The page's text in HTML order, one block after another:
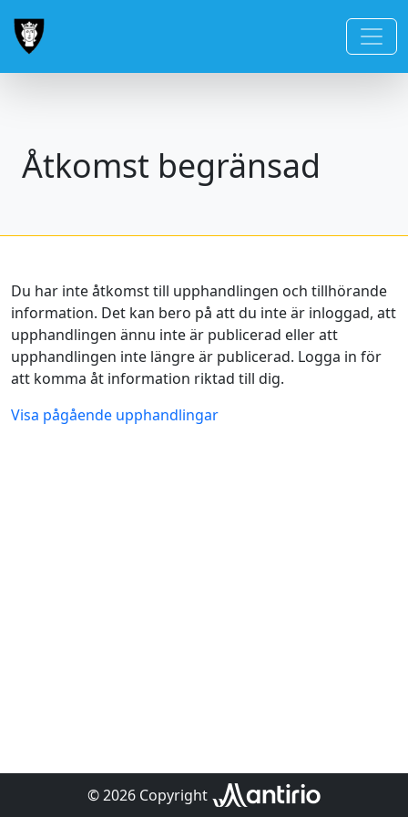
Åtkomst begränsad
Du har inte åtkomst till upphandlingen och tillhörande
information. Det kan bero på att du inte är inloggad, att
upphandlingen ännu inte är publicerad eller att
upphandlingen inte längre är publicerad. Logga in för
att komma åt information riktad till dig.
Visa pågående upphandlingar
© 2026 Copyright